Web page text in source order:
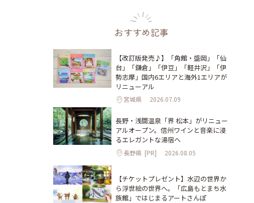
おすすめ記事
【改訂版発売♪】「角館・盛岡」「仙
台」「鎌倉」「伊豆」「軽井沢」「伊
勢志摩」国内6エリアと海外1エリアが
リニューアル
宮城県 2026.07.09
長野・浅間温泉「界 松本」がリニュー
アルオープン。信州ワインと音楽に浸
るエレガントな湯宿へ
長野県 [PR] 2026.08.05
【チケットプレゼント】水辺の世界か
ら浮世絵の世界へ。「広島もとまち水
族館」ではじまるアートさんぽ